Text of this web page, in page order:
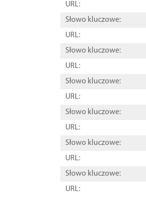
URL:
Słowo kluczowe:
URL:
Słowo kluczowe:
URL:
Słowo kluczowe:
URL:
Słowo kluczowe:
URL:
Słowo kluczowe:
URL:
Słowo kluczowe:
URL: